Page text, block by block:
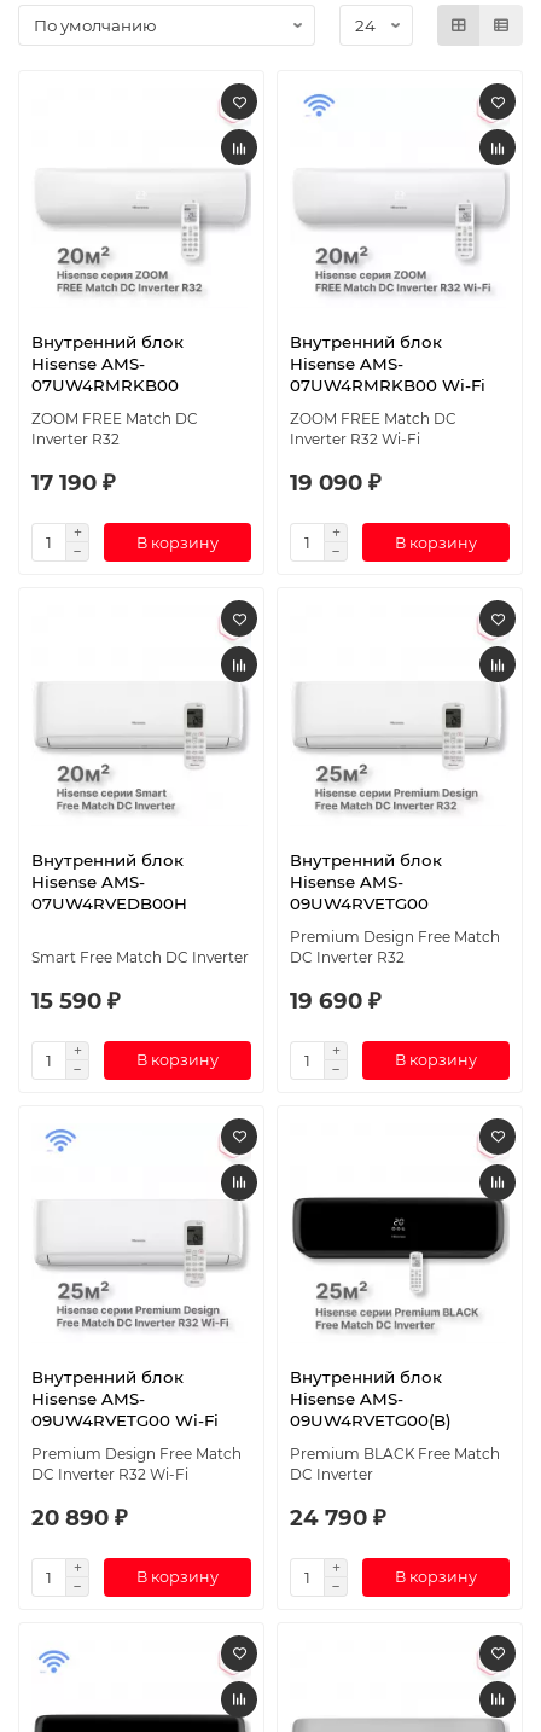
Внутренний блок
Hisense AMS-
07UW4RMRKB00
ZOOM FREE Match DC
Inverter R32
17 190 ₽
В корзину
Внутренний блок
Hisense AMS-
07UW4RMRKB00 Wi-Fi
ZOOM FREE Match DC
Inverter R32 Wi-Fi
19 090 ₽
В корзину
Внутренний блок
Hisense AMS-
07UW4RVEDB00H
Smart Free Match DC Inverter
15 590 ₽
В корзину
Внутренний блок
Hisense AMS-
09UW4RVETG00
Premium Design Free Match
DC Inverter R32
19 690 ₽
В корзину
Внутренний блок
Hisense AMS-
09UW4RVETG00 Wi-Fi
Premium Design Free Match
DC Inverter R32 Wi-Fi
20 890 ₽
В корзину
Внутренний блок
Hisense AMS-
09UW4RVETG00(B)
Premium BLACK Free Match
DC Inverter
24 790 ₽
В корзину